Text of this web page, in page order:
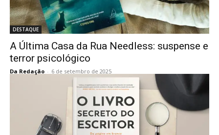
DESTAQUE
A Última Casa da Rua Needless: suspense e
terror psicológico
Da Redação - 6 de setembro de 2025